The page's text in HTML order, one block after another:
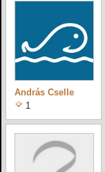
András Cselle
1